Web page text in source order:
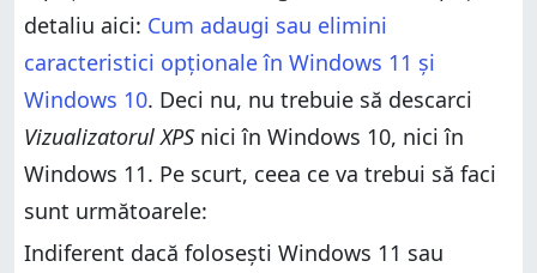
detaliu aici: Cum adaugi sau elimini
caracteristici opționale în Windows 11 și
Windows 10. Deci nu, nu trebuie să descarci
Vizualizatorul XPS nici în Windows 10, nici în
Windows 11. Pe scurt, ceea ce va trebui să faci
sunt următoarele:
Indiferent dacă folosești Windows 11 sau